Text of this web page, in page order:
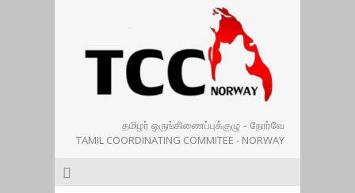
தமிழர் ஒருங்கிணைப்புக்குழு – நோர்வே
TAMIL COORDINATING COMMITEE - NORWAY